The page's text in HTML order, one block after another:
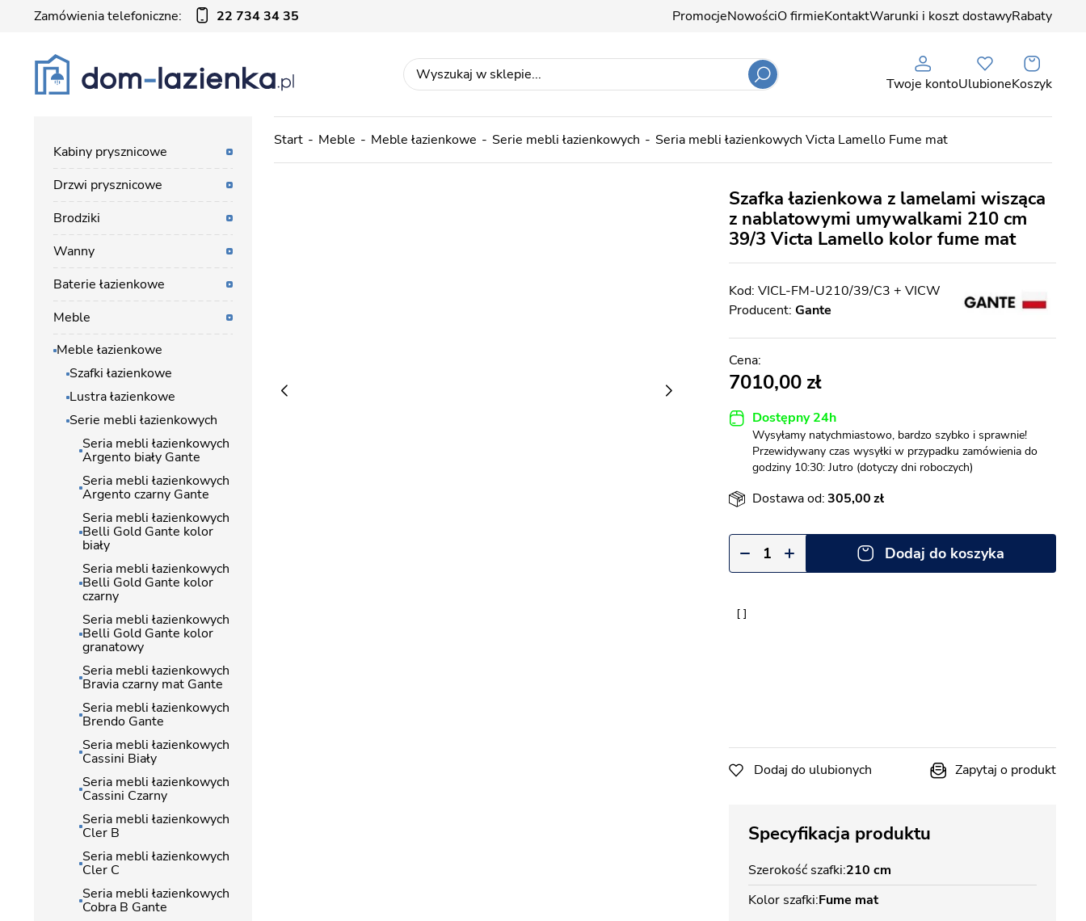
Zamówienia telefoniczne: 22 734 34 35 PromocjeNowościO firmieKontaktWarunki i koszt dostawyRabaty
Twoje kontoUlubioneKoszyk
Start Meble Meble łazienkowe Serie mebli łazienkowych Seria mebli łazienkowych Victa Lamello Fume mat
Szafka łazienkowa z lamelami wisząca
z nablatowymi umywalkami 210 cm
39/3 Victa Lamello kolor fume mat
VICL-FM-U210/39/C3 + VICW
Producent: Gante
7010,00
Dostępny 24h
Wysyłamy natychmiastowo, bardzo szybko i sprawnie!
Przewidywany czas wysyłki w przypadku zamówienia do
godziny 10:30: Jutro (dotyczy dni roboczych)
Dostawa od:305,00
Dodaj do koszyka
Dodaj do ulubionych Zapytaj o produkt
Specyfikacja produktu
Szerokość szafki 210 cm
Kolor szafki Fume mat
Kabiny prysznicowe
Drzwi prysznicowe
Brodziki
Wanny
Baterie łazienkowe
Meble
Meble łazienkowe
Szafki łazienkowe
Lustra łazienkowe
Serie mebli łazienkowych
Seria mebli łazienkowych
Argento biały Gante
Seria mebli łazienkowych
Argento czarny Gante
Seria mebli łazienkowych
Belli Gold Gante kolor
biały
Seria mebli łazienkowych
Belli Gold Gante kolor
czarny
Seria mebli łazienkowych
Belli Gold Gante kolor
granatowy
Seria mebli łazienkowych
Bravia czarny mat Gante
Seria mebli łazienkowych
Brendo Gante
Seria mebli łazienkowych
Cassini Biały
Seria mebli łazienkowych
Cassini Czarny
Seria mebli łazienkowych
Cler B
Seria mebli łazienkowych
Cler C
Seria mebli łazienkowych
Cobra B Gante